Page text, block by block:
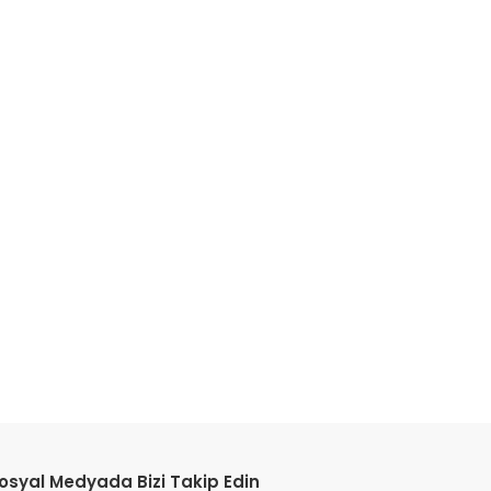
Medyada Bizi Takip Edin